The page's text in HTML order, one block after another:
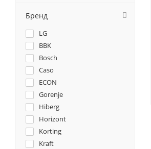
Бренд
LG
BBK
Bosch
Caso
ECON
Gorenje
Hiberg
Horizont
Korting
Kraft